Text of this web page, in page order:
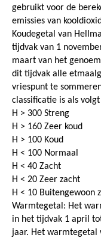
gebruikt voor de
emissies van
Koudegetal van
tijdvak van 1
maart van het
dit tijdvak alle
vriespunt te
classificatie is als volgt
H > 300 Streng
H > 160 Zeer koud
H > 100 Koud
H < 100 Normaal
H < 40 Zacht
H < 20 Zeer zacht
H < 10 Buitengewoon
Warmtegetal: Het
in het tijdvak 1 april
jaar. Het warmtegetal